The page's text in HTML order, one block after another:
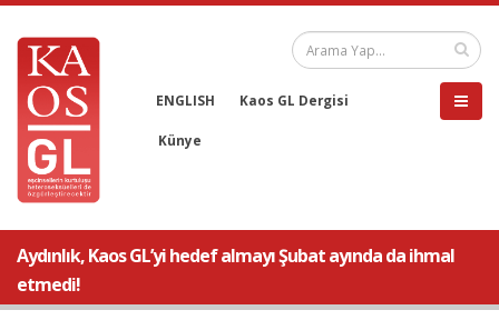
ENGLISH Kaos GL Dergisi
Künye
Aydınlık, Kaos GL’yi hedef almayı Şubat ayında da ihmal
etmedi!